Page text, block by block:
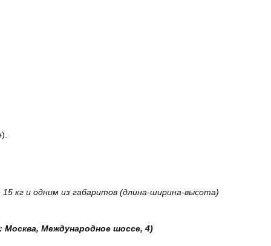
кг и одним из габаритов (длина-ширина-высота)
Москва, Международное шоссе, 4)